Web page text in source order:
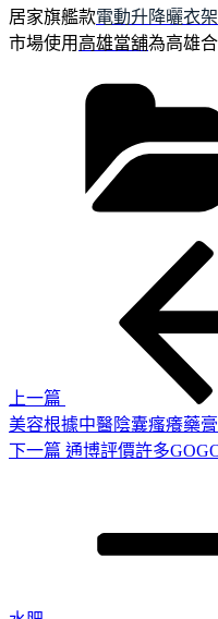
居家旗艦款電動升降曬衣架
市場使用 高雄當舖為高雄
上一篇
美容根據中醫陰囊瘙癢藥
下
下一篇 通博評價許多